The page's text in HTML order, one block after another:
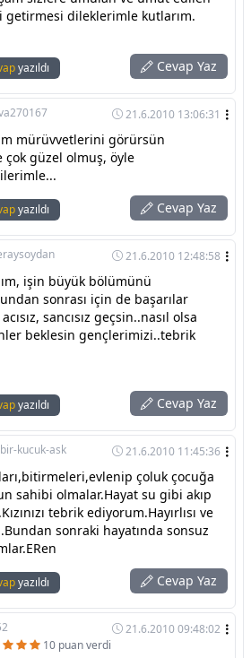
dileklerimle kutlarım.
yazıldı Cevap Yaz
21.6.2010 13:06:31
mürüvvetlerini görürsün
çok güzel olmuş, öyle
yazıldı Cevap Yaz
21.6.2010 12:48:58
işin büyük bölümünü
sonrası için de başarılar
sancısız geçsin..nasıl olsa
beklesin gençlerimizi..tebrik
yazıldı Cevap Yaz
kucuk-ask 21.6.2010 11:45:36
çoluk çocuğa
sahibi olmalar.Hayat su gibi akıp
tebrik ediyorum.Hayırlısı ve
sonraki hayatında sonsuz
yazıldı Cevap Yaz
21.6.2010 09:48:02
10 puan verdi